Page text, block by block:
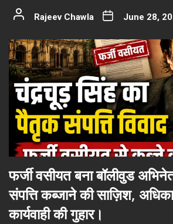
Rajeev Chawla June 28,
फर्जी वसीयत बना बॉलीवुड
संपत्ति कब्जाने की साज़िश,
कार्यवाही की गुहार।